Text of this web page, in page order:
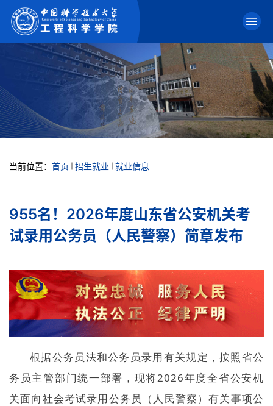
当前位置： 首页 招生就业 就业信息
955名！2026年度山东省公安机关考
试录用公务员（人民警察）简章发布
根据公务员法和公务员录用有关规定，按照省公
务员主管部门统一部署，现将2026年度全省公安机
关面向社会考试录用公务员（人民警察）有关事项公